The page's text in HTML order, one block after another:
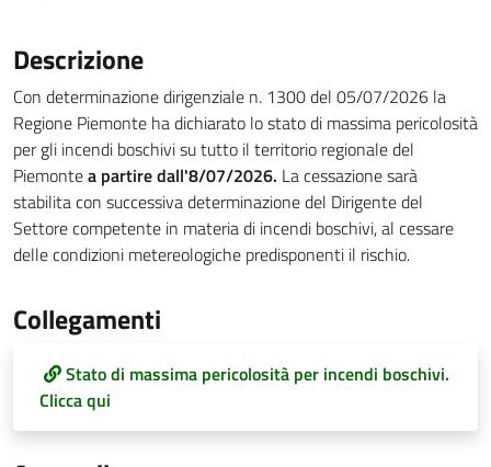
Descrizione
Con determinazione dirigenziale n. 1300 del 05/07/2026 la
Regione Piemonte ha dichiarato lo stato di massima pericolosità
per gli incendi boschivi su tutto il territorio regionale del
Piemontea partire dall'8/07/2026. La cessazione sarà
stabilita con successiva determinazione del Dirigente del
Settore competente in materia di incendi boschivi, al cessare
delle condizioni metereologiche predisponenti il rischio.
Collegamenti
Stato di massima pericolosità per incendi boschivi.
Clicca qui